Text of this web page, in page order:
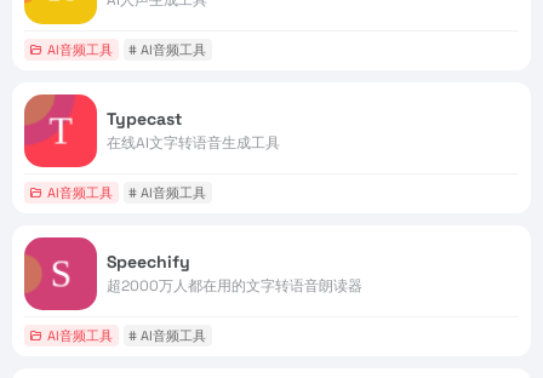
AI音频工具 # AI音频工具
Typecast
在线AI文字转语音生成工具
AI音频工具 # AI音频工具
Speechify
超2000万人都在用的文字转语音朗读器
AI音频工具 # AI音频工具